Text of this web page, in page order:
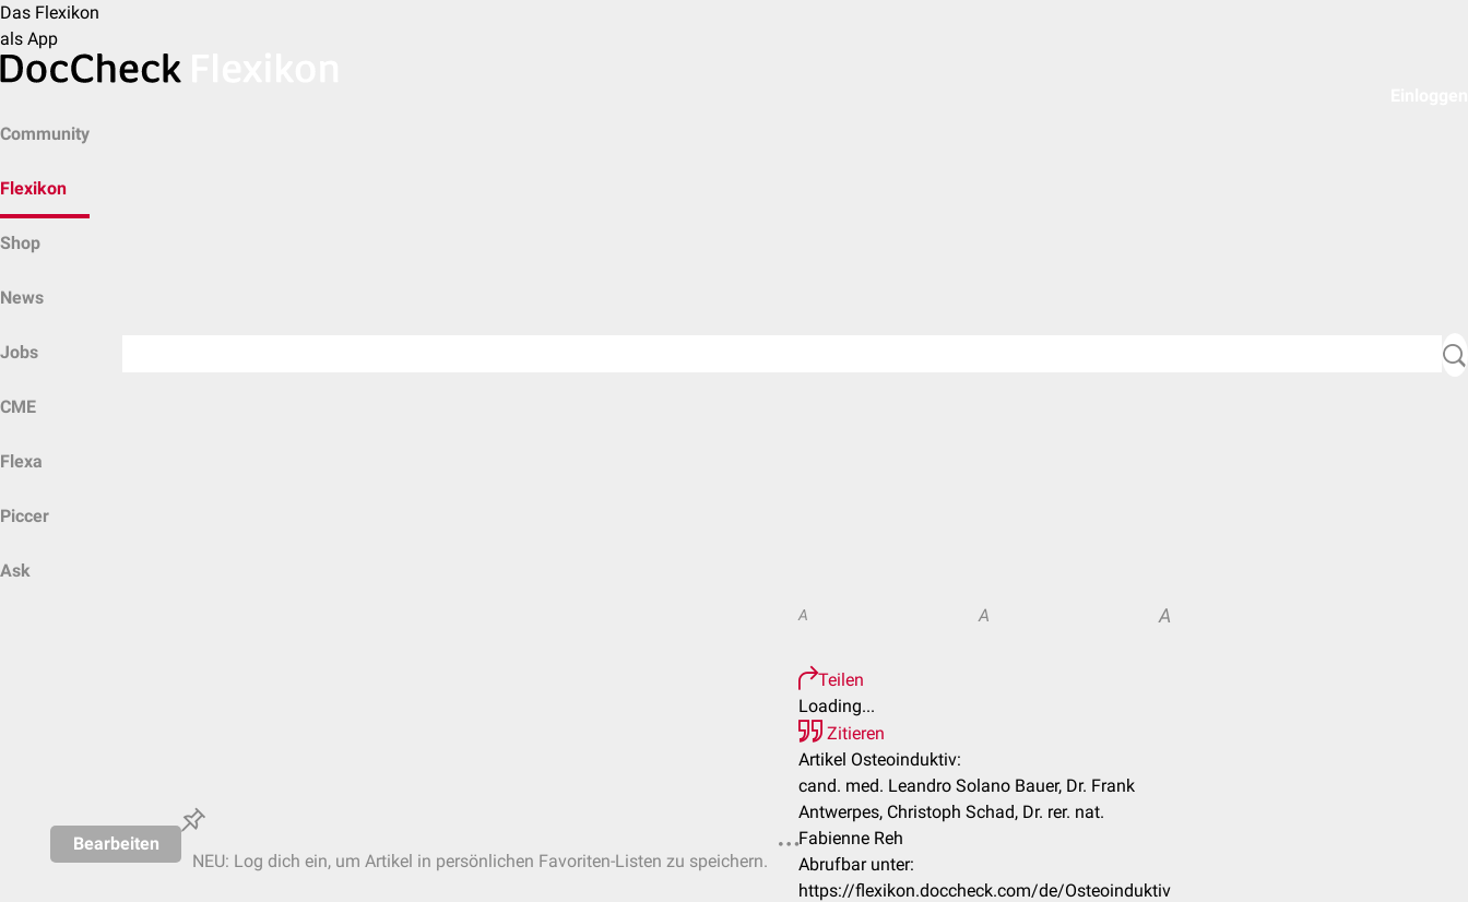
Das Flexikon
als App
Community
Flexikon
Shop
News
Jobs
CME
Flexa
Piccer
Ask
Bearbeiten
NEU: Log dich ein, um Artikel in persönlichen Favoriten-Listen zu speichern.
A A A
Teilen
Loading...
Zitieren
Artikel Osteoinduktiv:
cand. med. Leandro Solano Bauer, Dr. Frank
Antwerpes, Christoph Schad, Dr. rer. nat.
Fabienne Reh
Abrufbar unter:
https://flexikon.doccheck.com/de/Osteoinduktiv